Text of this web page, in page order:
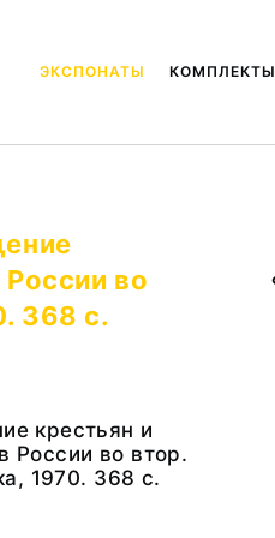
ЭКСПОНАТЫ КОМПЛЕКТЫ
во
368 с.
крестьян и
России во втор.
1970. 368 с.